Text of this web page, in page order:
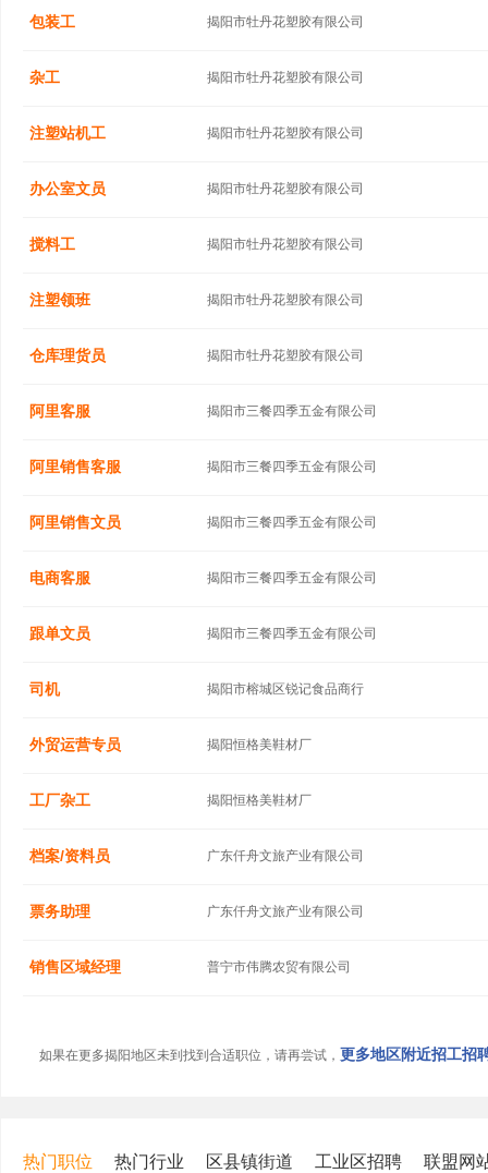
包装工 揭阳市牡丹花塑胶有限公司
杂工 揭阳市牡丹花塑胶有限公司
注塑站机工 揭阳市牡丹花塑胶有限公司
办公室文员 揭阳市牡丹花塑胶有限公司
搅料工 揭阳市牡丹花塑胶有限公司
注塑领班 揭阳市牡丹花塑胶有限公司
仓库理货员 揭阳市牡丹花塑胶有限公司
阿里客服 揭阳市三餐四季五金有限公司
阿里销售客服 揭阳市三餐四季五金有限公司
阿里销售文员 揭阳市三餐四季五金有限公司
电商客服 揭阳市三餐四季五金有限公司
跟单文员 揭阳市三餐四季五金有限公司
司机 揭阳市榕城区锐记食品商行
外贸运营专员 揭阳恒格美鞋材厂
工厂杂工 揭阳恒格美鞋材厂
档案/资料员 广东仟舟文旅产业有限公司
票务助理 广东仟舟文旅产业有限公司
销售区域经理 普宁市伟腾农贸有限公司
如果在更多揭阳地区未到找到合适职位，请再尝试， 更多地区附近招工招
热门职位 热门行业 区县镇街道 工业区招聘 联盟网